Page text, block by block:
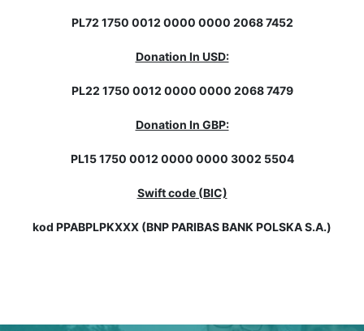
PL72 1750 0012 0000 0000 2068 7452
Donation In USD:
PL22 1750 0012 0000 0000 2068 7479
Donation In GBP:
PL15 1750 0012 0000 0000 3002 5504
Swift code(BIC)
kod PPABPLPKXXX (BNP PARIBAS BANK POLSKA S.A.)